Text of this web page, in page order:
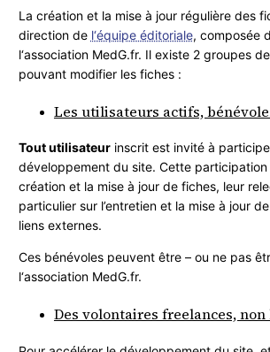
Plan de fiche
Sources / références
Des fiches courtes et complètes
2) Vérification du contenu
Principe
Personnes concernées
Durée de validité
B) Niveau 2 : la validation par le
interprofessionnel (CIP)
Principe
Personnes concernées
Durée de validité
3) Système d‘information
La création et la mise à jour régulière des
direction de l‘équipe éditoriale, composée
l‘association MedG.fr. Il existe 2 groupes
pouvant modifier les fiches :
Les utilisateurs actifs,
Tout utilisateurinscrit est invité à
développement du site. Cette
création et la mise à jour de fiches, leur
particulier sur l’entretien et la mise à jour
liens externes.
Ces bénévoles peuvent être – ou ne pas
l‘association MedG.fr.
Des volontaires freelances, non